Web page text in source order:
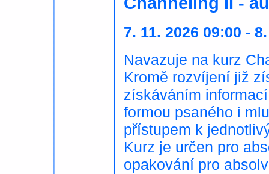
7. 11. 2026 09:00 -
Navazuje na kurz
Kromě rozvíjení již
získáváním
formou psaného i
přístupem k
Kurz je určen pro
opakování pro